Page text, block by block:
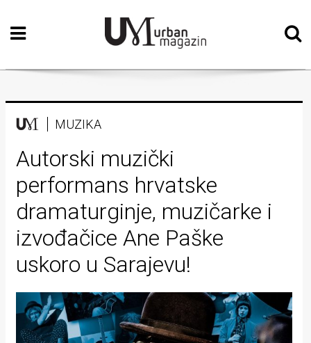
Početna
Vizualne
Teatar
Književnost
Muzika
Film
Intervju
Kolumne
Kultura
Lifestyle
MUZIKA
Autorski muzički
performans hrvatske
dramaturginje, muzičarke i
izvođačice Ane Paške
uskoro u Sarajevu!